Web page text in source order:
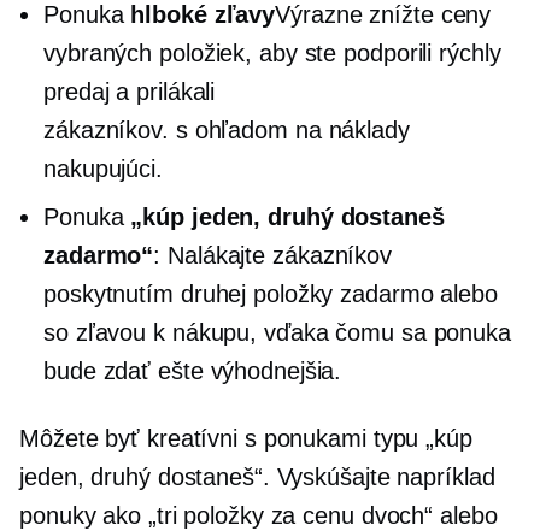
Ponuka hlboké zľavyVýrazne znížte ceny
vybraných položiek, aby ste podporili rýchly
predaj a prilákali
zákazníkov. s ohľadom na náklady
nakupujúci.
Ponuka „kúp jeden, druhý dostaneš
zadarmo“: Nalákajte zákazníkov
poskytnutím druhej položky zadarmo alebo
so zľavou k nákupu, vďaka čomu sa ponuka
bude zdať ešte výhodnejšia.
Môžete byť kreatívni s ponukami typu „kúp
jeden, druhý dostaneš“. Vyskúšajte napríklad
ponuky ako „tri položky za cenu dvoch“ alebo